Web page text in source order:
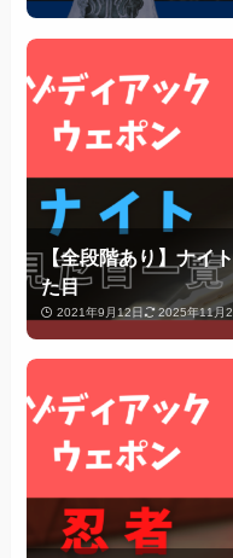
【全段階あり】ナイ
た目
2021年9月12日 2025年11月